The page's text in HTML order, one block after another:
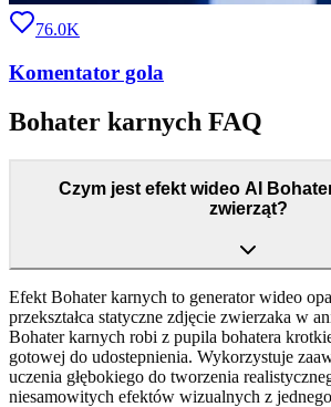
76.0K
Komentator gola
Bohater karnych FAQ
Czym jest efekt wideo AI
zwierząt?
Efekt Bohater karnych to generator wideo
przekształca statyczne zdjęcie zwierzaka w
Bohater karnych robi z pupila bohatera
gotowej do udostepnienia. Wykorzystuje
uczenia głębokiego do tworzenia
niesamowitych efektów wizualnych z